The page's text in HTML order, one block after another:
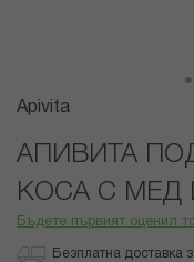
Преминете
началото
галерия
със
Apivita
АПИВИТА
КОСА С МЕД
Бъдете първият оценил
Безплатна доставка